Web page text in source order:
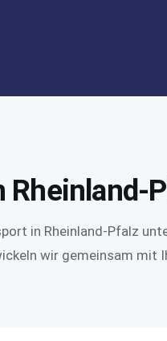
Rheinland-
in Rheinland-Pfalz
wir gemeinsam mit